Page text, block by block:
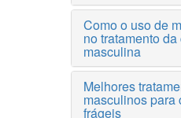
Como o uso de
no tratamento
masculina
Melhores
masculinos para
frágeis